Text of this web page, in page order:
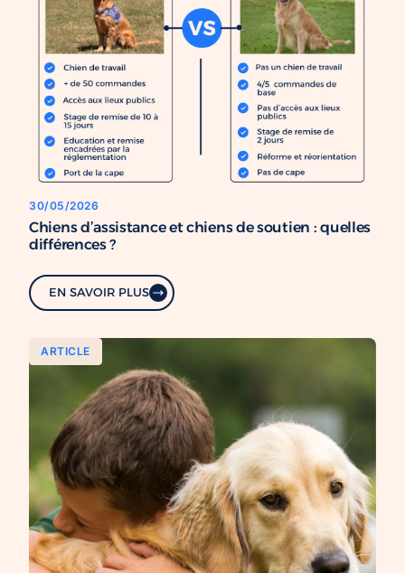
30/05/2026
Chiens d’assistance et chiens de soutien : quelles
différences ?
EN SAVOIR PLUS
ARTICLE